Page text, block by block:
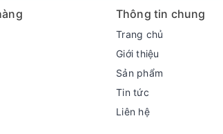
Thông tin chung
Trang chủ
Giới thiệu
Sản phẩm
Tin tức
Liên hệ